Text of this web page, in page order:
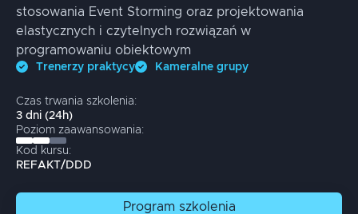
stosowania Event Storming oraz projektowania
elastycznych i czytelnych rozwiązań w
programowaniu obiektowym
Trenerzy praktycy Kameralne grupy
Czas trwania szkolenia:
3 dni (24h)
Poziom zaawansowania:
Kod kursu:
REFAKT/DDD
Program szkolenia